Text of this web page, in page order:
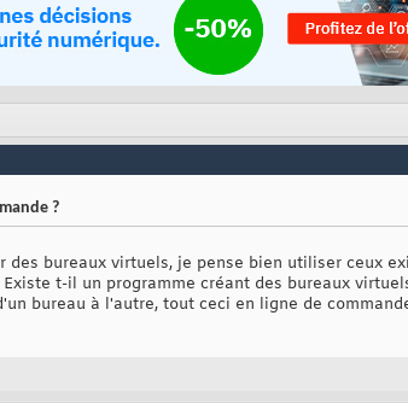
?
bureaux virtuels, je pense bien utiliser ceux
t-il un programme créant des bureaux
bureau à l'autre, tout ceci en ligne de